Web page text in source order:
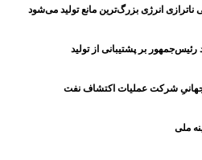
رئیس‌جمهور بر پشتیبانی از تولید
ملی